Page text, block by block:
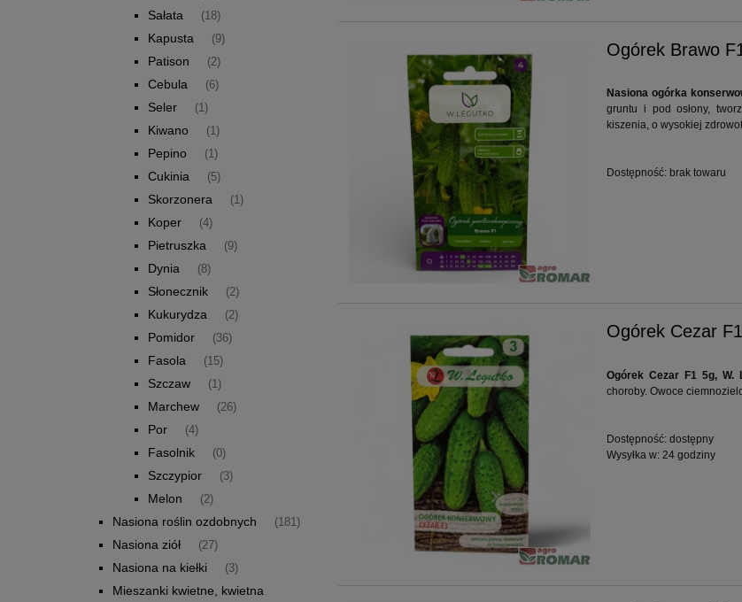
Sałata (18)
Kapusta (9)
Patison (2)
Cebula (6)
Seler (1)
Kiwano (1)
Pepino (1)
Cukinia (5)
Skorzonera (1)
Koper (4)
Pietruszka (9)
Dynia (8)
Słonecznik (2)
Kukurydza (2)
Pomidor (36)
Fasola (15)
Szczaw (1)
Marchew (26)
Por (4)
Fasolnik (0)
Szczypior (3)
Melon (2)
Nasiona roślin ozdobnych (181)
Nasiona ziół (27)
Nasiona na kiełki (3)
Mieszanki kwietne, kwietna
Ogórek Brawo
Nasiona ogórka
gruntu i pod osłony,
kiszenia, o wysokiej
Dostępność: brak towaru
Ogórek Cezar
Ogórek Cezar F1 5g, W.
choroby. Owoce
Dostępność: dostępny
Wysyłka w: 24 godziny